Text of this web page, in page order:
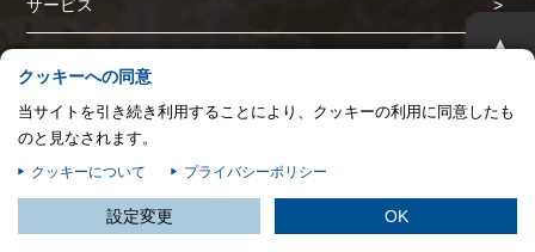
サービス
S-PAYCIAL 帳票電子化
奉行シリーズ
STAFFBRAIN
▲
クッキーへの同意
当サイトを引き続き利用することにより、クッキーの利用に同意したも
のと見なされます。
クッキーについて プライバシーポリシー
設定変更 OK
た場合、サイトの利用やサービスの利用に影響が出る可能性があります。
パフォーマンス Cookie
ターゲティング Cookie
この設定で保存する